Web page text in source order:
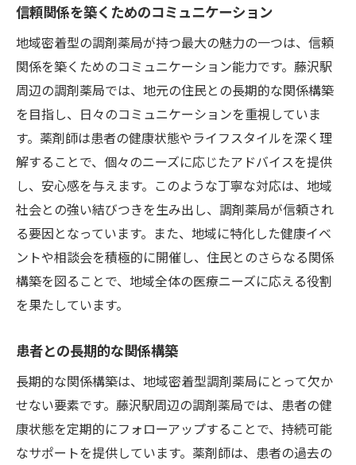
信頼関係を築くためのコミュニケーション
地域密着型の調剤薬局が持つ最大の魅力の一つは、信頼
関係を築くためのコミュニケーション能力です。藤沢駅
周辺の調剤薬局では、地元の住民との長期的な関係構築
を目指し、日々のコミュニケーションを重視していま
す。薬剤師は患者の健康状態やライフスタイルを深く理
解することで、個々のニーズに応じたアドバイスを提供
し、安心感を与えます。このような丁寧な対応は、地域
社会との強い結びつきを生み出し、調剤薬局が信頼され
る要因となっています。また、地域に特化した健康イベ
ントや相談会を積極的に開催し、住民とのさらなる関係
構築を図ることで、地域全体の医療ニーズに応える役割
を果たしています。
患者との長期的な関係構築
長期的な関係構築は、地域密着型調剤薬局にとって欠か
せない要素です。藤沢駅周辺の調剤薬局では、患者の健
康状態を定期的にフォローアップすることで、持続可能
なサポートを提供しています。薬剤師は、患者の過去の